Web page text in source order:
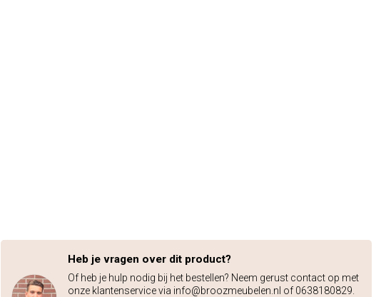
Heb je vragen over dit product?
Of heb je hulp nodig bij het bestellen? Neem gerust contact op met
onze klantenservice via info@broozmeubelen.nl of 0638180829.